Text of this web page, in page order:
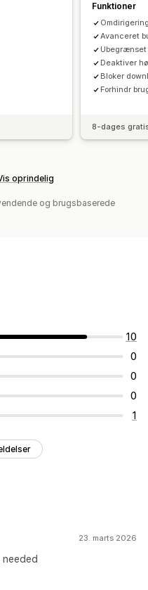
AI-drevet registrering
Funktioner
Avanceret
Deaktiver
Bloker
Forhindr
8-dages
oprindelig
og brugsbaserede
10
0
0
0
1
23. marts 2026